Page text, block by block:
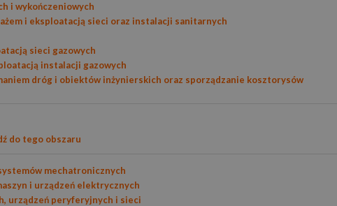
i wykończeniowych
i eksploatacją sieci oraz instalacji sanitarnych
sieci gazowych
instalacji gazowych
dróg i obiektów inżynierskich oraz sporządzanie kosztorysów
do tego obszaru
mechatronicznych
i urządzeń elektrycznych
urządzeń peryferyjnych i sieci